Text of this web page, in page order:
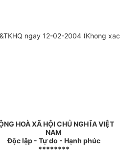
ngay 12-02-2004 (Khong xac
HOÀ XÃ HỘI CHỦ NGHĨA VIỆT
NAM
Độc lập - Tự do - Hạnh phúc
********